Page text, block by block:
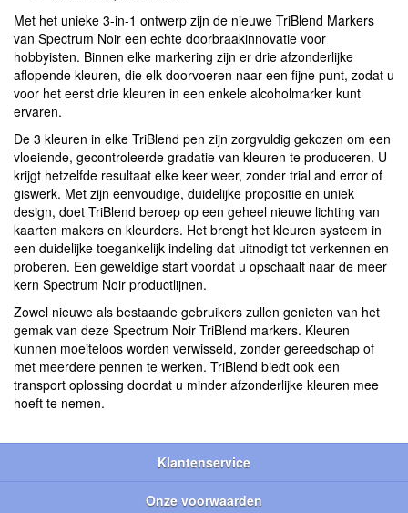
Met het unieke 3-in-1 ontwerp zijn de nieuwe TriBlend Markers
van Spectrum Noir een echte doorbraakinnovatie voor
hobbyisten. Binnen elke markering zijn er drie afzonderlijke
aflopende kleuren, die elk doorvoeren naar een fijne punt, zodat u
voor het eerst drie kleuren in een enkele alcoholmarker kunt
ervaren.
De 3 kleuren in elke TriBlend pen zijn zorgvuldig gekozen om een
vloeiende, gecontroleerde gradatie van kleuren te produceren. U
krijgt hetzelfde resultaat elke keer weer, zonder trial and error of
giswerk. Met zijn eenvoudige, duidelijke propositie en uniek
design, doet TriBlend beroep op een geheel nieuwe lichting van
kaarten makers en kleurders. Het brengt het kleuren systeem in
een duidelijke toegankelijk indeling dat uitnodigt tot verkennen en
proberen. Een geweldige start voordat u opschaalt naar de meer
kern Spectrum Noir productlijnen.
Zowel nieuwe als bestaande gebruikers zullen genieten van het
gemak van deze Spectrum Noir TriBlend markers. Kleuren
kunnen moeiteloos worden verwisseld, zonder gereedschap of
met meerdere pennen te werken. TriBlend biedt ook een
transport oplossing doordat u minder afzonderlijke kleuren mee
hoeft te nemen.
Klantenservice
Onze voorwaarden